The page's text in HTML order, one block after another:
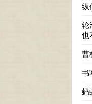
纵
轮
也
曹
书
蚂